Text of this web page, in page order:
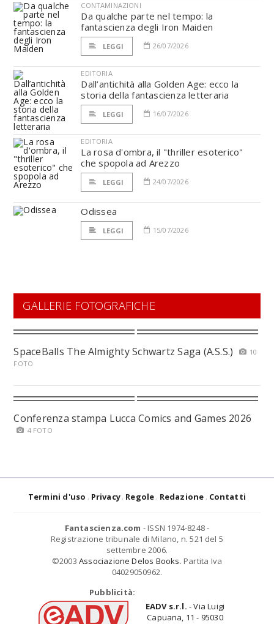
CONTAMINAZIONI
Da qualche parte nel tempo: la
fantascienza degli Iron Maiden
LEGGI 26/07/2026
EDITORIA
Dall’antichità alla Golden Age: ecco la
storia della fantascienza letteraria
LEGGI 16/07/2026
EDITORIA
La rosa d'ombra, il "thriller esoterico"
che spopola ad Arezzo
LEGGI 24/07/2026
Odissea
LEGGI 15/07/2026
GALLERIE FOTOGRAFICHE
SpaceBalls The Almighty Schwartz Saga (A.S.S.)
10
FOTO
Conferenza stampa Lucca Comics and Games 2026
4 FOTO
Termini d'uso Privacy Regole Redazione Contatti
Fantascienza.com - ISSN 1974-8248 -
Registrazione tribunale di Milano, n. 521 del 5
settembre 2006.
©2003 Associazione Delos Books. Partita Iva
04029050962.
Pubblicità:
EADV s.r.l. - Via Luigi
Capuana, 11 - 95030